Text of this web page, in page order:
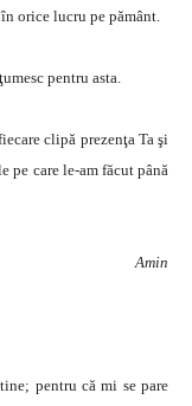
orice lucru pe pământ.
pentru asta.
clipă prezenţa Ta şi
pe care le-am făcut până
Amin
pentru că mi se pare